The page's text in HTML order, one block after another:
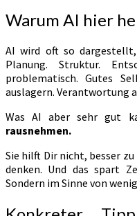
Warum AI hier
AI wird oft so
Planung. Struktur.
problematisch. Gutes
auslagern. Verantwortung
Was AI aber sehr gut
rausnehmen.
Sie hilft Dir nicht, besser
denken. Und das spart
Sondern im Sinne von